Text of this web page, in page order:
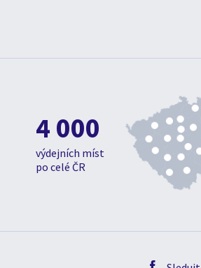
4 000
výdejních míst
po celé ČR